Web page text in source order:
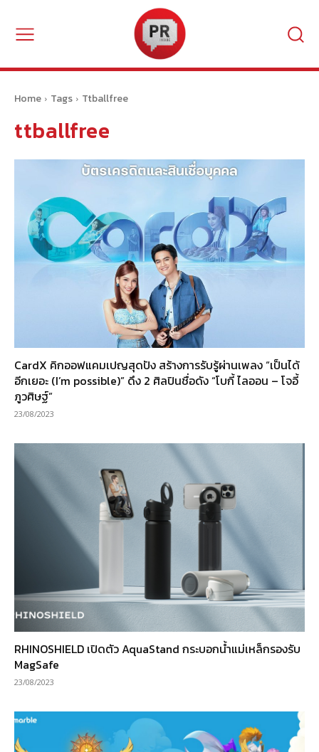
Home Tags Ttballfree
ttballfree
CardX คิกออฟแคมเปญสุดปัง สร้างการรับรู้ผ่านเพลง “เป็นได้
อีกเยอะ (I’m possible)” ดึง 2 ศิลปินชื่อดัง “โบกี้ ไลออน – โจอี้
ภูวศิษฐ์”
23/08/2023
RHINOSHIELD เปิดตัว AquaStand กระบอกน้ำแม่เหล็กรองรับ
MagSafe
23/08/2023